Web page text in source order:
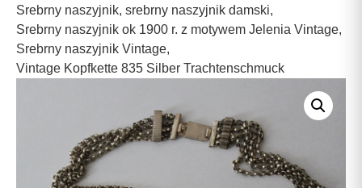
Srebrny naszyjnik, srebrny naszyjnik damski,
Srebrny naszyjnik ok 1900 r. z motywem Jelenia Vintage,
Srebrny naszyjnik Vintage,
Vintage Kopfkette 835 Silber Trachtenschmuck